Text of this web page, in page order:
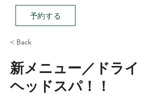
予約する
< Back
新メニュー／ドライ
ヘッドスパ！！